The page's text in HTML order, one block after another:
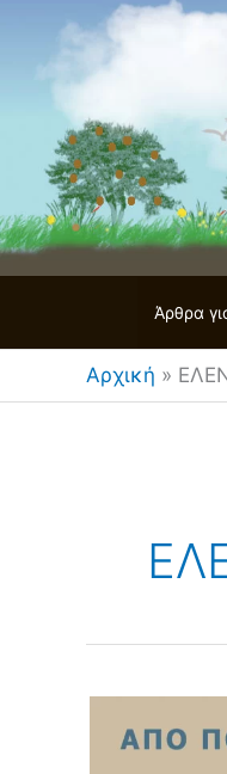
περιεχόμενο
Άρθρα
Αρχική »